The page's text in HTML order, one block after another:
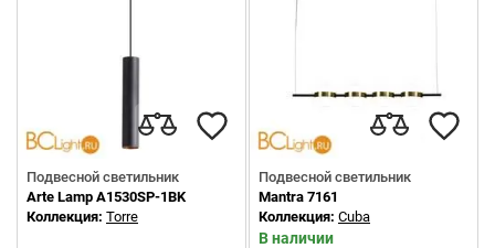
Подвесной светильник
Arte Lamp A1530SP-1BK
Коллекция: Torre
Подвесной светильник
Mantra 7161
Коллекция: Cuba
В наличии